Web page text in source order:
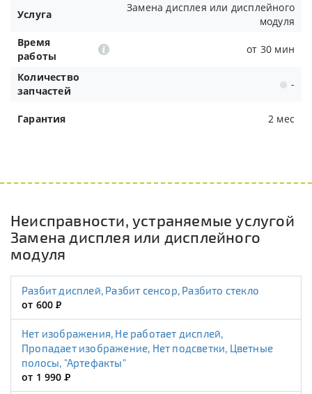
Услуга
Замена дисплея или дисплейного
модуля
Время
работы
от 30 мин
Количество
запчастей
-
Гарантия 2 мес
Неисправности, устраняемые услугой
Замена дисплея или дисплейного
модуля
Разбит дисплей, Разбит сенсор, Разбито стекло
от 600Р
Нет изображения, Не работает дисплей,
Пропадает изображение, Нет подсветки, Цветные
полосы, "Артефакты"
от 1 990Р